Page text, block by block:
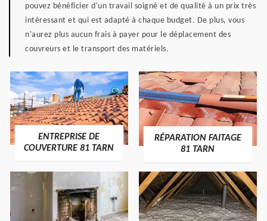
pouvez bénéficier d'un travail soigné et de qualité à un prix très
intéressant et qui est adapté à chaque budget. De plus, vous
n'aurez plus aucun frais à payer pour le déplacement des
couvreurs et le transport des matériels.
ENTREPRISE DE
COUVERTURE 81 TARN
RÉPARATION FAITAGE
81 TARN